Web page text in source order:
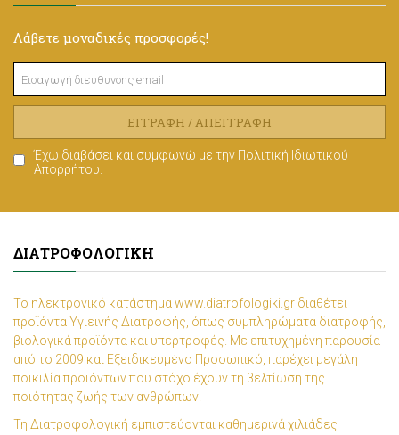
Λάβετε μοναδικές προσφορές!
ΕΓΓΡΑΦΉ / ΑΠΕΓΓΡΑΦΉ
Έχω διαβάσει και συμφωνώ με την Πολιτική Ιδιωτικού
Απορρήτου.
ΔΙΑΤΡΟΦΟΛΟΓΙΚΉ
Το ηλεκτρονικό κατάστημα www.diatrofologiki.gr διαθέτει
προϊόντα Υγιεινής Διατροφής, όπως συμπληρώματα διατροφής,
βιολογικά προϊόντα και υπερτροφές. Με επιτυχημένη παρουσία
από το 2009 και Εξειδικευμένο Προσωπικό, παρέχει μεγάλη
ποικιλία προϊόντων που στόχο έχουν τη βελτίωση της
ποιότητας ζωής των ανθρώπων.
Τη Διατροφολογική εμπιστεύονται καθημερινά χιλιάδες